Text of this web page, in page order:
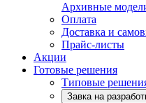
Архивные
Оплата
Доставка и
Прайс-листы
Акции
Готовые решения
Типовые
Завка на